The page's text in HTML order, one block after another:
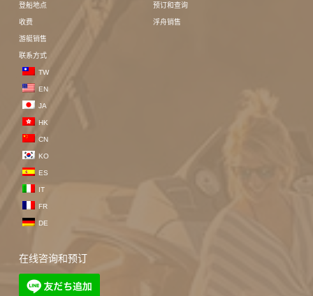
登船地点
收费
游艇销售
联系方式
TW
EN
JA
HK
CN
KO
ES
IT
FR
DE
预订和查询
浮舟销售
在线咨询和预订